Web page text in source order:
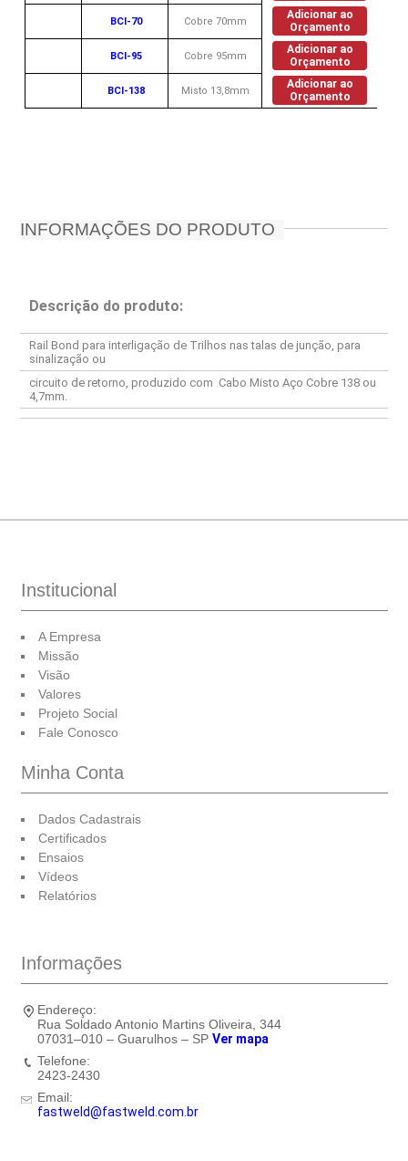
BCI-70 Cobre 70mm
Adicionar ao
Orçamento
BCI-95 Cobre 95mm
Adicionar ao
Orçamento
BCI-138 Misto 13,8mm
Adicionar ao
Orçamento
INFORMAÇÕES DO PRODUTO
Descrição do produto:
Rail Bond para interligação de Trilhos nas talas de junção, para
sinalização ou
circuito de retorno, produzido com Cabo Misto Aço Cobre 138 ou
4,7mm.
Institucional
A Empresa
Missão
Visão
Valores
Projeto Social
Fale Conosco
Minha Conta
Dados Cadastrais
Certificados
Ensaios
Vídeos
Relatórios
Informações
Endereço:
Rua Soldado Antonio Martins Oliveira, 344
07031–010 – Guarulhos – SP Ver mapa
Telefone:
2423-2430
Email:
fastweld@fastweld.com.br